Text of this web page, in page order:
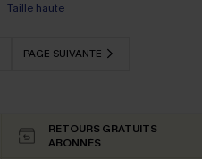
Taille haute
PAGE SUIVANTE
RETOURS GRATUITS
ABONNÉS